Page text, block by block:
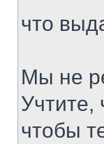
что
Мы не
Учтите,
чтобы